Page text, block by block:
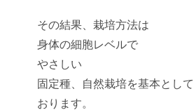
その結果、栽培方法は
身体の細胞レベルで
やさしい
固定種、自然栽培を基本として
おります。